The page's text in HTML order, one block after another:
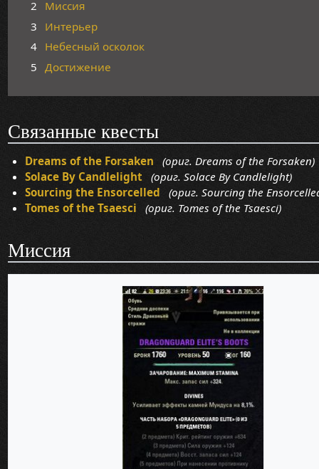
2
Миссия
3
Интерьер
4
Небесный осколок
5
Достижение
Связанные квесты
Dreams of the Forsaken
(ориг. Dreams of the Forsaken)
Solace By Candlelight (ориг. Solace By Candlelight)
Sourcing the Ensorcelled
(ориг. Sourcing the
Tomes of the Tsaesci
(ориг. Tomes of the Tsaesci)
Миссия